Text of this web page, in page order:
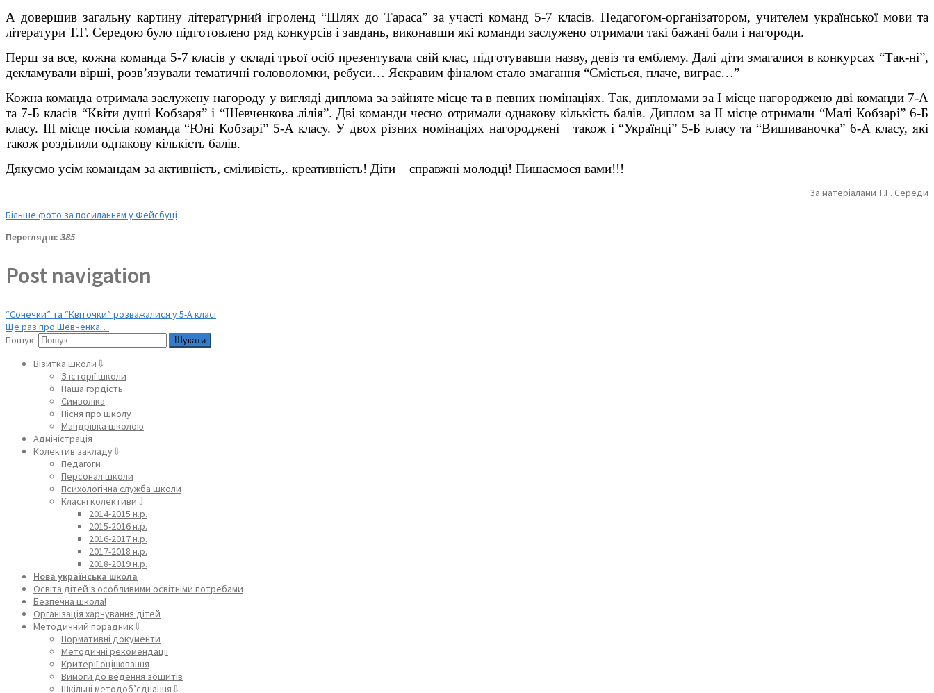
А довершив загальну картину літературний ігроленд “Шлях до Тараса” за участі команд 5-7 класів. Педагогом-організатором, учителем української мови та
літератури Т.Г. Середою було підготовлено ряд конкурсів і завдань, виконавши які команди заслужено отримали такі бажані бали і нагороди.
Перш за все, кожна команда 5-7 класів у складі трьої осіб презентувала свій клас, підготувавши назву, девіз та емблему. Далі діти змагалися в конкурсах “Так-ні”,
декламували вірші, розв’язували тематичні головоломки, ребуси… Яскравим фіналом стало змагання “Сміється, плаче, виграє…”
Кожна команда отримала заслужену нагороду у вигляді диплома за зайняте місце та в певних номінаціях. Так, дипломами за І місце нагороджено дві команди 7-А
та 7-Б класів “Квіти душі Кобзаря” і “Шевченкова лілія”. Дві команди чесно отримали однакову кількість балів. Диплом за ІІ місце отримали “Малі Кобзарі” 6-Б
класу. ІІІ місце посіла команда “Юні Кобзарі” 5-А класу. У двох різних номінаціях нагороджені також і “Українці” 5-Б класу та “Вишиваночка” 6-А класу, які
також розділили однакову кількість балів.
Дякуємо усім командам за активність, сміливість,. креативність! Діти – справжні молодці! Пишаємося вами!!!
За матеріалами Т.Г. Середи
Більше фото за посиланням у Фейсбуці
Переглядів: 385
Post navigation
“Сонечки” та “Квіточки” розважалися у 5-А класі
Ще раз про Шевченка…
Пошук:
Візитка школи⇩
З історії школи
Наша гордість
Символіка
Пісня про школу
Мандрівка школою
Адміністрація
Колектив закладу⇩
Педагоги
Персонал школи
Психологічна служба школи
Класні колективи⇩
2014-2015 н.р.
2015-2016 н.р.
2016-2017 н.р.
2017-2018 н.р.
2018-2019 н.р.
Нова українська школа
Освіта дітей з особливими освітніми потребами
Безпечна школа!
Організація харчування дітей
Методичний порадник⇩
Нормативні документи
Методичні рекомендації
Критерії оцінювання
Вимоги до ведення зошитів
Шкільні методоб’єднання⇩